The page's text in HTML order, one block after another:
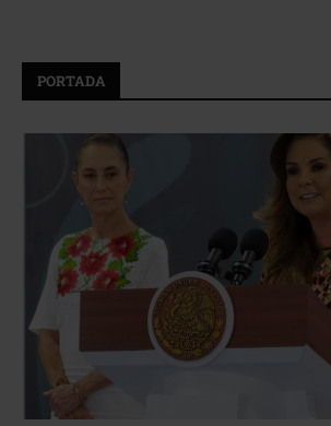
PORTADA